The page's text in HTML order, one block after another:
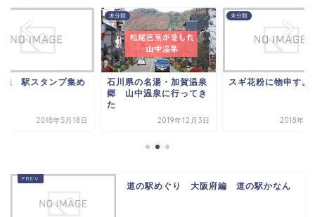
県の名湯・加賀温泉
2019年12月3日
未分類
スギ花粉に物申す。
2018年3月15日
未分類
阪和線 駅スタンプ
2018年5
道の駅めぐり 大阪府編 道の駅かなん